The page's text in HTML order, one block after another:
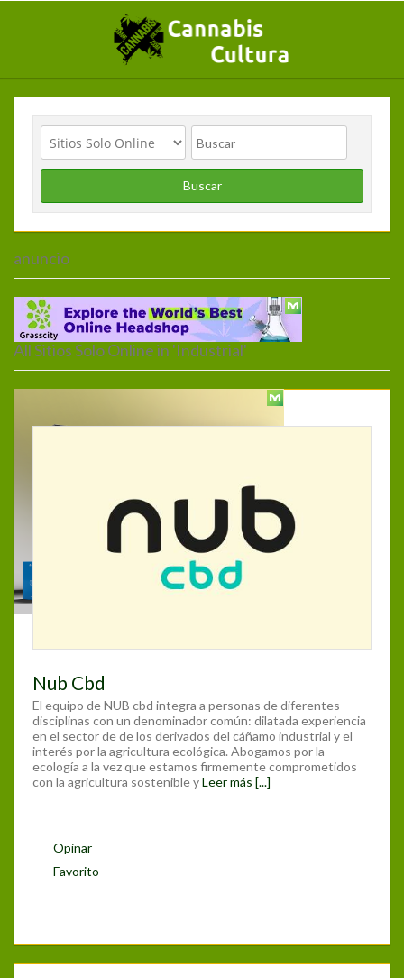
Buscar
anuncio
Inicio>Sitios Solo Online> industrial
All Sitios Solo Online in 'Industrial'
Nub Cbd
El equipo de NUB cbd integra a personas de diferentes
disciplinas con un denominador común: dilatada experiencia
en el sector de de los derivados del cáñamo industrial y el
interés por la agricultura ecológica. Abogamos por la
ecología a la vez que estamos firmemente comprometidos
con la agricultura sostenible yLeer más [...]
Opinar
Favorito